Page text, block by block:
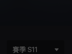
賽季 S11